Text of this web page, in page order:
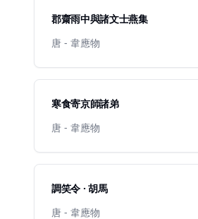
郡齋雨中與諸文士燕集
唐 - 韋應物
寒食寄京師諸弟
唐 - 韋應物
調笑令 · 胡馬
唐 - 韋應物